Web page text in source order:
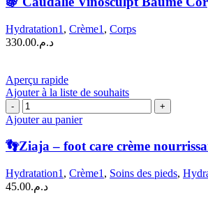
Vinosculpt
Corps
Lift
|
250
ML
Hydratation1 , Crème1 , Corps
د.م.330.00
Aperçu rapide
Ajouter à la liste de souhaits
quantité
de
Ziaja
–
foot
care
crème
Ajouter au panier
👣Ziaja – foot care crème
Hydratation1 , Crème1 , Soins des pieds,
د.م.45.00